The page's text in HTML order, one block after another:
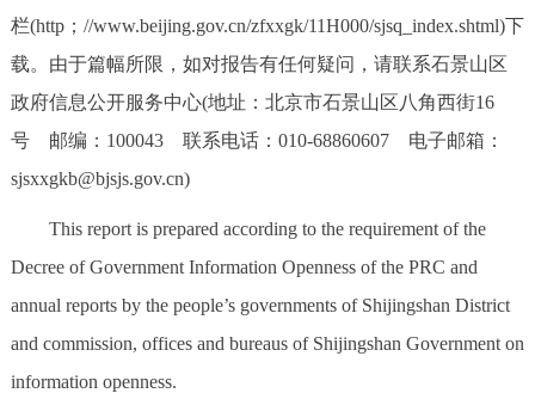
便民服务 利企服务 投资项目
中介服务 阳光政务
政民互动
12345网上接诉即办 我要咨询 我要建议
参与调查 在线访谈 图说互动
栏(http；//www.beijing.gov.cn/zfxxgk/11H000/sjsq_index.shtml)下
载。由于篇幅所限，如对报告有任何疑问，请联系石景山区
政府信息公开服务中心(地址：北京市石景山区八角西街16
号 邮编：100043 联系电话：010-68860607 电子邮箱：
sjsxxgkb@bjsjs.gov.cn)
This report is prepared according to the requirement of the
Decree of Government Information Openness of the PRC and
annual reports by the people’s governments of Shijingshan District
and commission, offices and bureaus of Shijingshan Government on
information openness.